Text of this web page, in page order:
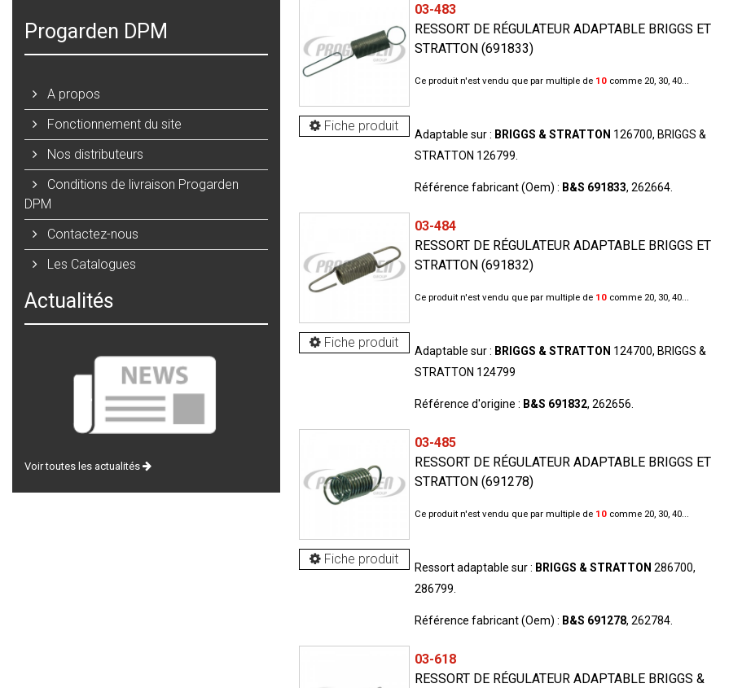
Progarden DPM
A propos
Fonctionnement du site
Nos distributeurs
Conditions de livraison Progarden
DPM
Contactez-nous
Les Catalogues
Actualités
Voir toutes les actualités
Fiche produit
03-483
RESSORT DE RÉGULATEUR ADAPTABLE BRIGGS ET
STRATTON (691833)
Ce produit n'est vendu que par multiple de 10comme 20, 30, 40...
Adaptable sur : BRIGGS & STRATTON 126700, BRIGGS &
STRATTON 126799.
Référence fabricant (Oem) : B&S 691833, 262664.
Fiche produit
03-484
RESSORT DE RÉGULATEUR ADAPTABLE BRIGGS ET
STRATTON (691832)
Ce produit n'est vendu que par multiple de 10comme 20, 30, 40...
Adaptable sur : BRIGGS & STRATTON 124700, BRIGGS &
STRATTON 124799
Référence d'origine : B&S 691832, 262656.
Fiche produit
03-485
RESSORT DE RÉGULATEUR ADAPTABLE BRIGGS ET
STRATTON (691278)
Ce produit n'est vendu que par multiple de 10comme 20, 30, 40...
Ressort adaptable sur : BRIGGS & STRATTON 286700,
286799.
Référence fabricant (Oem) : B&S 691278, 262784.
03-618
RESSORT DE RÉGULATEUR ADAPTABLE BRIGGS &